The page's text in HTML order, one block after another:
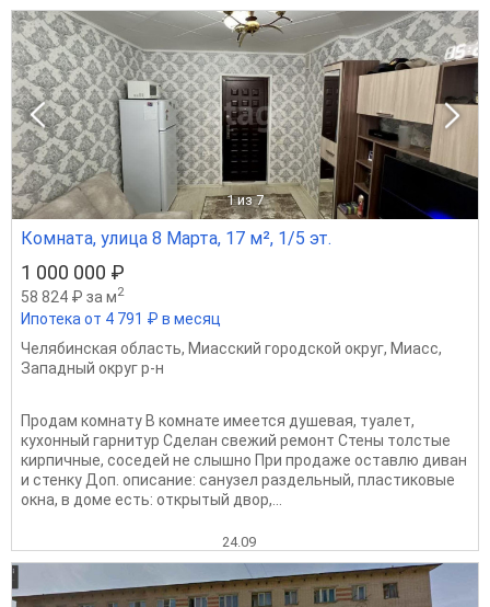
1 из 7
Комната, улица 8 Марта, 17 м², 1/5 эт.
1 000 000 ₽
58 824 ₽ за м2
Ипотека от 4 791 ₽ в месяц
Челябинская область, Миасский городской округ, Миасс,
Западный округ р-н
Продам комнату В комнате имеется душевая, туалет,
кухонный гарнитур Сделан свежий ремонт Стены толстые
кирпичные, соседей не слышно При продаже оставлю диван
и стенку Доп. описание: санузел раздельный, пластиковые
окна, в доме есть: открытый двор,...
24.09